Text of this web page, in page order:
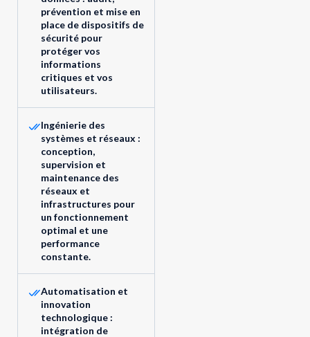
prévention et mise en
place de dispositifs de
sécurité pour
protéger vos
informations
critiques et vos
utilisateurs.
Ingénierie des
systèmes et réseaux :
conception,
supervision et
maintenance des
réseaux et
infrastructures pour
un fonctionnement
optimal et une
performance
constante.
Automatisation et
innovation
technologique :
intégration de